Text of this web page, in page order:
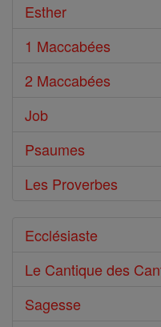
Esther
1 Maccabées
2 Maccabées
Job
Psaumes
Les Proverbes
Ecclésiaste
Le Cantique des
Sagesse